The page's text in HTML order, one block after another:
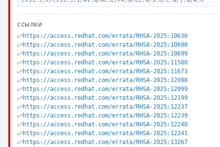
ССЫЛКИ
https://access.redhat.com/errata/RHSA-2025:10630
https://access.redhat.com/errata/RHSA-2025:10698
https://access.redhat.com/errata/RHSA-2025:10699
https://access.redhat.com/errata/RHSA-2025:11580
https://access.redhat.com/errata/RHSA-2025:11673
https://access.redhat.com/errata/RHSA-2025:12098
https://access.redhat.com/errata/RHSA-2025:12099
https://access.redhat.com/errata/RHSA-2025:12199
https://access.redhat.com/errata/RHSA-2025:12237
https://access.redhat.com/errata/RHSA-2025:12239
https://access.redhat.com/errata/RHSA-2025:12240
https://access.redhat.com/errata/RHSA-2025:12241
https://access.redhat.com/errata/RHSA-2025:13267